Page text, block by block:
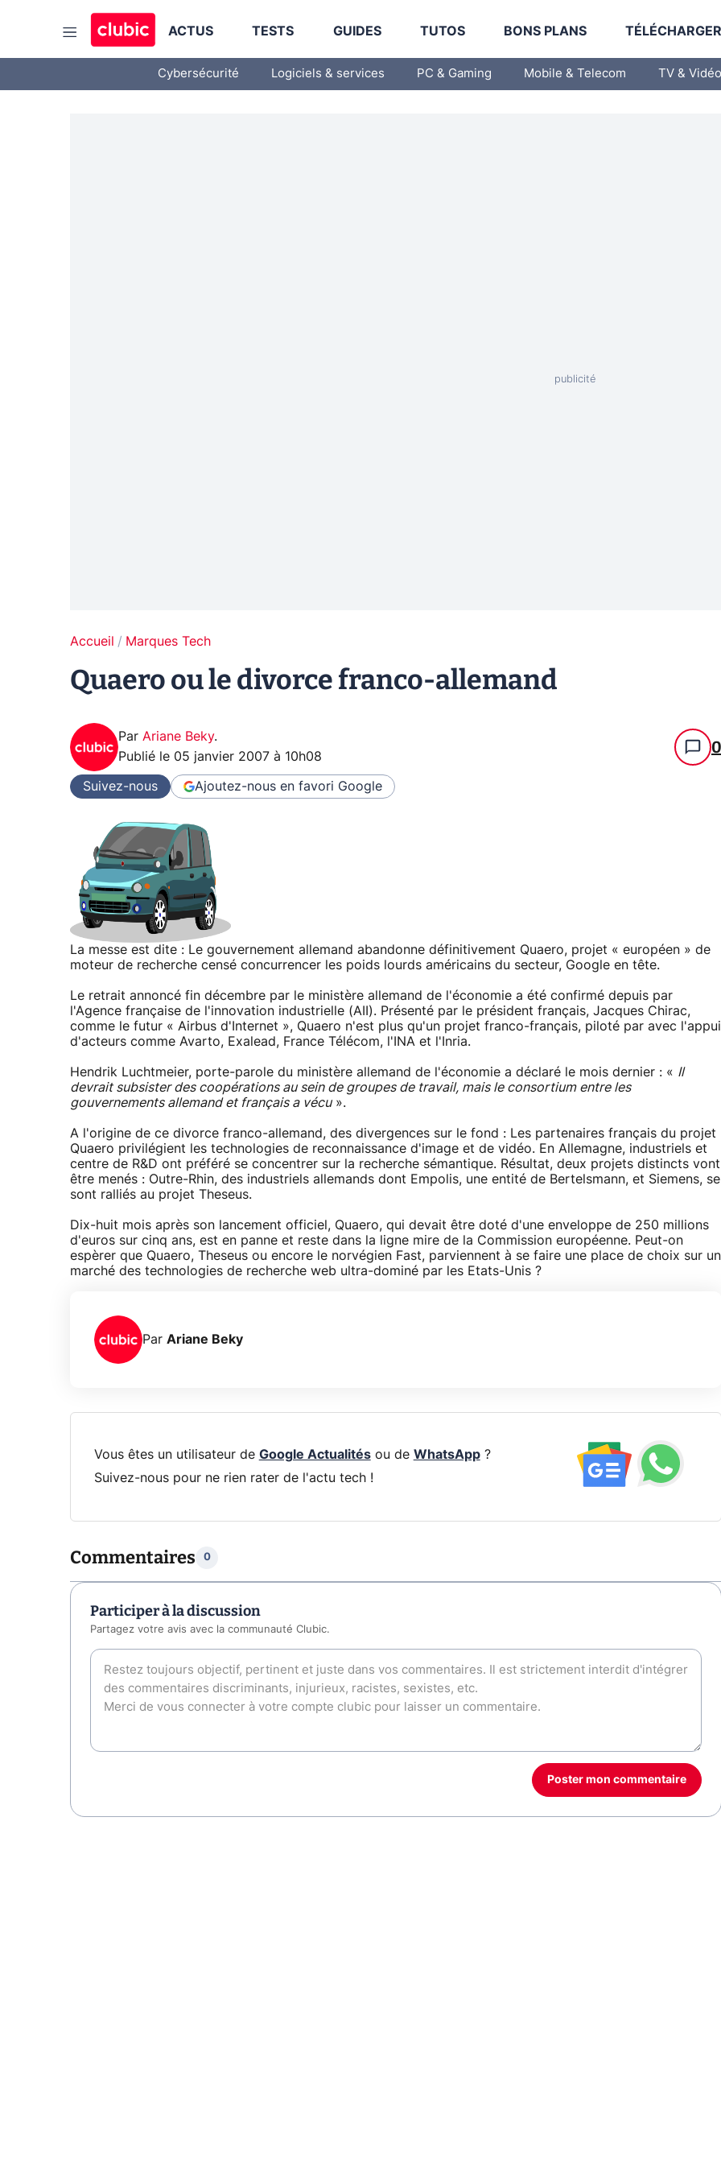
ACTUS TESTS GUIDES TUTOS BONS PLANS
Cybersécurité Logiciels & services PC & Gaming Mobile & Telecom TV & Vidéo
Accueil Marques Tech
Quaero ou le divorce franco-allemand
Par Ariane Beky.
Publié le 05 janvier 2007 à 10h08 0
Suivez-nous Ajoutez-nous en favori Google
La messe est dite : Le gouvernement allemand abandonne définitivement Quaero, projet « européen » de
moteur de recherche censé concurrencer les poids lourds américains du secteur, Google en tête.
Le retrait annoncé fin décembre par le ministère allemand de l'économie a été confirmé depuis par
l'Agence française de l'innovation industrielle (AII). Présenté par le président français, Jacques Chirac,
comme le futur « Airbus d'Internet », Quaero n'est plus qu'un projet franco-français, piloté par avec l'appui
d'acteurs comme Avarto, Exalead, France Télécom, l'INA et l'Inria.
Hendrik Luchtmeier, porte-parole du ministère allemand de l'économie a déclaré le mois dernier : « Il
devrait subsister des coopérations au sein de groupes de travail, mais le consortium entre les
gouvernements allemand et français a vécu».
A l'origine de ce divorce franco-allemand, des divergences sur le fond : Les partenaires français du projet
Quaero privilégient les technologies de reconnaissance d'image et de vidéo. En Allemagne, industriels et
centre de R&D ont préféré se concentrer sur la recherche sémantique. Résultat, deux projets distincts vont
être menés : Outre-Rhin, des industriels allemands dont Empolis, une entité de Bertelsmann, et Siemens, se
sont ralliés au projet Theseus.
Dix-huit mois après son lancement officiel, Quaero, qui devait être doté d'une enveloppe de 250 millions
d'euros sur cinq ans, est en panne et reste dans la ligne mire de la Commission européenne. Peut-on
espèrer que Quaero, Theseus ou encore le norvégien Fast, parviennent à se faire une place de choix sur un
marché des technologies de recherche web ultra-dominé par les Etats-Unis ?
Par Ariane Beky
Vous êtes un utilisateur de Google Actualitésou de WhatsApp?
Suivez-nous pour ne rien rater de l'actu tech !
Commentaires 0
Participer à la discussion
Partagez votre avis avec la communauté Clubic.
Poster mon commentaire